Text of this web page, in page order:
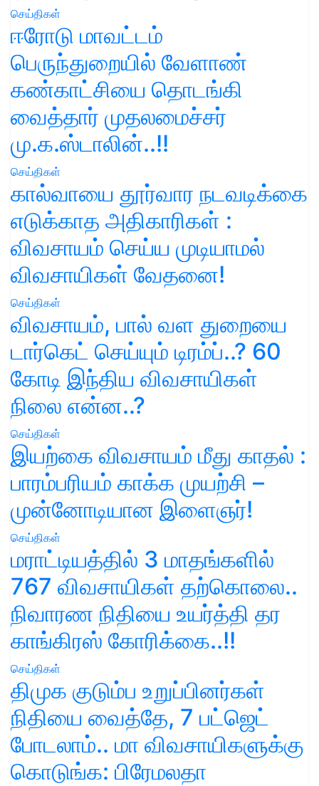
செய்திகள்
ஈரோடு மாவட்டம்
பெருந்துறையில் வேளாண்
கண்காட்சியை தொடங்கி
வைத்தார் முதலமைச்சர்
மு.க.ஸ்டாலின்..!!
செய்திகள்
கால்வாயை தூர்வார நடவடிக்கை
எடுக்காத அதிகாரிகள் :
விவசாயம் செய்ய முடியாமல்
விவசாயிகள் வேதனை!
செய்திகள்
விவசாயம், பால் வள துறையை
டார்கெட் செய்யும் டிரம்ப்..? 60
கோடி இந்திய விவசாயிகள்
நிலை என்ன..?
செய்திகள்
இயற்கை விவசாயம் மீது காதல் :
பாரம்பரியம் காக்க முயற்சி –
முன்னோடியான இளைஞர்!
செய்திகள்
மராட்டியத்தில் 3 மாதங்களில்
767 விவசாயிகள் தற்கொலை..
நிவாரண நிதியை உயர்த்தி தர
காங்கிரஸ் கோரிக்கை..!!
செய்திகள்
திமுக குடும்ப உறுப்பினர்கள்
நிதியை வைத்தே, 7 பட்ஜெட்
போடலாம்.. மா விவசாயிகளுக்கு
கொடுங்க: பிரேமலதா